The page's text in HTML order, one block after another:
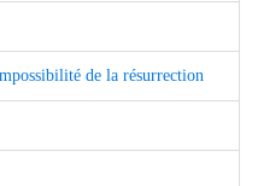
de la résurrection